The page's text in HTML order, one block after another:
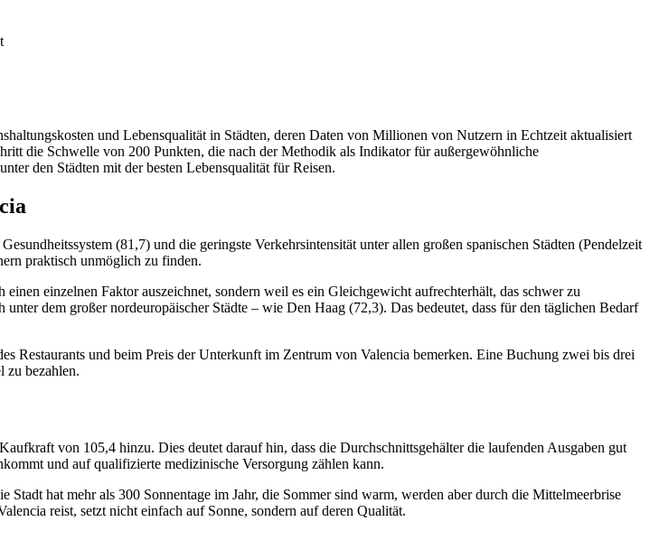
und Lebensqualität in Städten, deren Daten von Millionen von Nutzern in Echtzeit aktualisiert
die Schwelle von 200 Punkten, die nach der Methodik als Indikator für außergewöhnliche
den Städten mit der besten Lebensqualität für Reisen.
(81,7) und die geringste Verkehrsintensität unter allen großen spanischen Städten (Pendelzeit
praktisch unmöglich zu finden.
einzelnen Faktor auszeichnet, sondern weil es ein Gleichgewicht aufrechterhält, das schwer zu
dem großer nordeuropäischer Städte – wie Den Haag (72,3). Das bedeutet, dass für den täglichen Bedarf
Restaurants und beim Preis der Unterkunft im Zentrum von Valencia bemerken. Eine Buchung zwei bis drei
zu bezahlen.
von 105,4 hinzu. Dies deutet darauf hin, dass die Durchschnittsgehälter die laufenden Ausgaben gut
und auf qualifizierte medizinische Versorgung zählen kann.
hat mehr als 300 Sonnentage im Jahr, die Sommer sind warm, werden aber durch die Mittelmeerbrise
reist, setzt nicht einfach auf Sonne, sondern auf deren Qualität.